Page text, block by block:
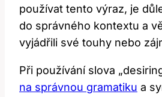
používat tento výraz, je
do správného kontextu a
vyjádřili své touhy nebo
Při používání slova
na správnou gramatiku a